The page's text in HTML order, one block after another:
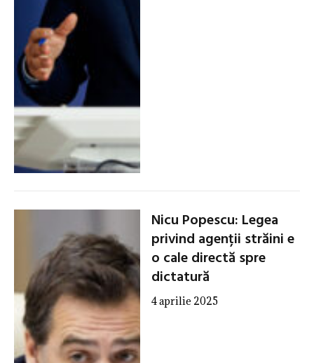
Nicu Popescu: Legea
privind agenții străini e
o cale directă spre
dictatură
4 aprilie 2025